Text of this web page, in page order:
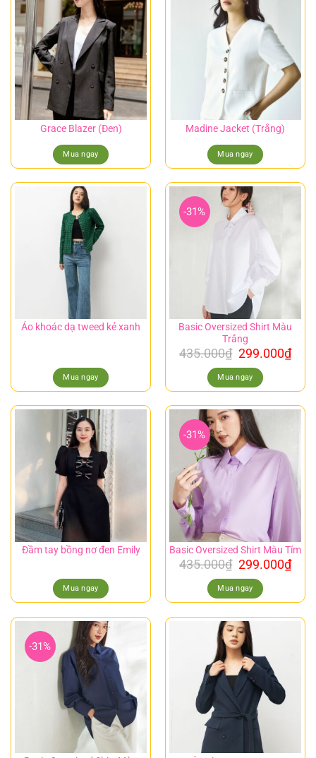
Grace Blazer (Đen)
Mua ngay
Madine Jacket (Trắng)
Mua ngay
Áo khoác dạ tweed kẻ xanh
Mua ngay
-31%
Basic Oversized Shirt Màu
Trắng
435.000₫ 299.000₫
Mua ngay
Đầm tay bồng nơ đen Emily
Mua ngay
-31%
Basic Oversized Shirt Màu Tím
435.000₫ 299.000₫
Mua ngay
-31%